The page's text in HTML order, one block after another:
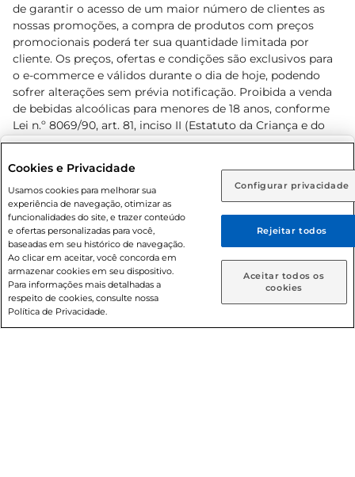
Rio de Janeiro (RJ) Goiás (GO)
Ou
Caso queira comprar online, informe como deseja receber
suas compras:
Entrega em casa Retire em Loja
de garantir o acesso de um maior número de clientes as
nossas promoções, a compra de produtos com preços
promocionais poderá ter sua quantidade limitada por
cliente. Os preços, ofertas e condições são exclusivos para
o e-commerce e válidos durante o dia de hoje, podendo
sofrer alterações sem prévia notificação. Proibida a venda
de bebidas alcoólicas para menores de 18 anos, conforme
Lei n.º 8069/90, art. 81, inciso II (Estatuto da Criança e do
Adolescente). Preços e condições exclusivos para o
prévio. O valor mínimo para as compras on-line é de R$
80,00.
© 2026 Copyright. Todos os direitos
reservados Prezunic.
Cookies e Privacidade
Usamos cookies para melhorar sua
experiência de navegação, otimizar as
funcionalidades do site, e trazer conteúdo
e ofertas personalizadas para você,
baseadas em seu histórico de navegação.
Ao clicar em aceitar, você concorda em
armazenar cookies em seu dispositivo.
Para informações mais detalhadas a
respeito de cookies, consulte nossa
Política de Privacidade.
Configurar privacidade
Rejeitar todos
Aceitar todos os
cookies